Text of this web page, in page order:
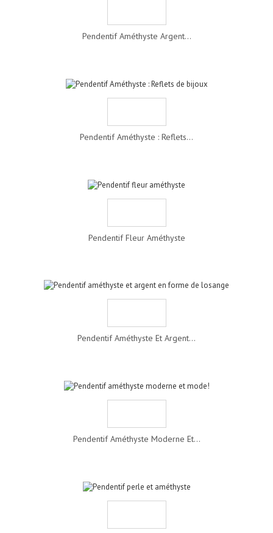
Pendentif Améthyste Argent...
Pendentif Améthyste : Reflets...
Pendentif Fleur Améthyste
Pendentif Améthyste Et Argent...
Pendentif Améthyste Moderne Et...